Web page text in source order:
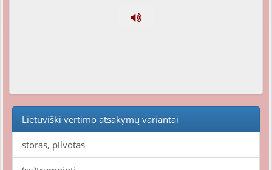
Lietuviški vertimo atsakymų variantai
storas, pilvotas